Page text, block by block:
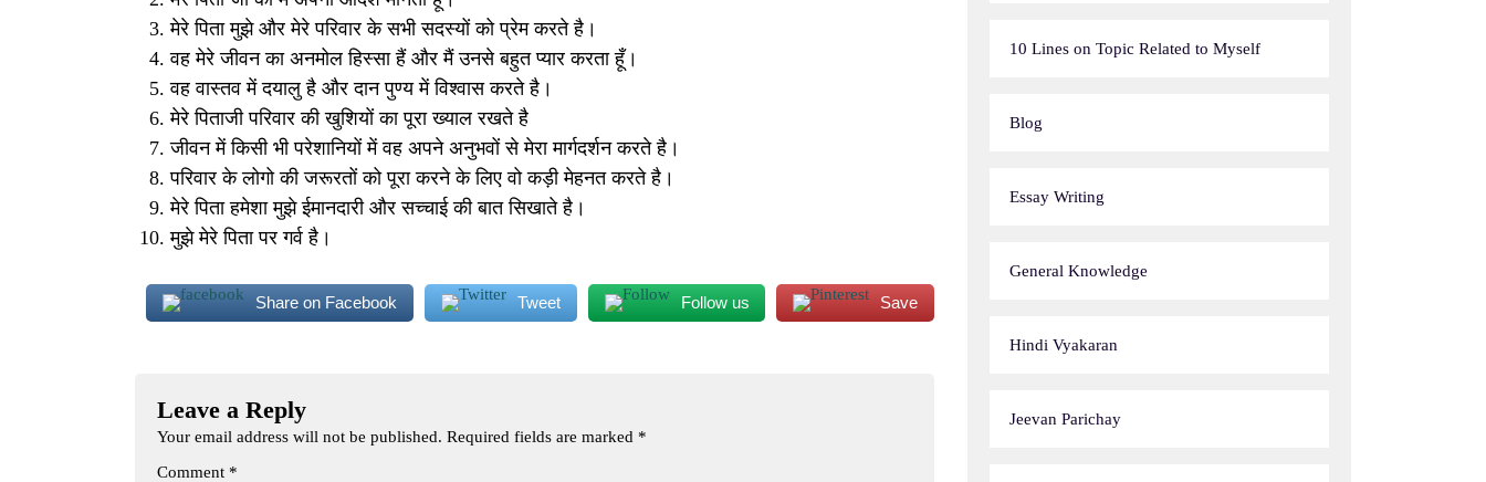
मेरे पिता मुझे और मेरे परिवार के सभी सदस्यों को प्रेम करते है।
वह मेरे जीवन का अनमोल हिस्सा हैं और मैं उनसे बहुत प्यार करता हूँ।
वह वास्तव में दयालु है और दान पुण्य में विश्वास करते है।
मेरे पिताजी परिवार की खुशियों का पूरा ख्याल रखते है
जीवन में किसी भी परेशानियों में वह अपने अनुभवों से मेरा मार्गदर्शन करते है।
परिवार के लोगो की जरूरतों को पूरा करने के लिए वो कड़ी मेहनत करते है।
मेरे पिता हमेशा मुझे ईमानदारी और सच्चाई की बात सिखाते है।
मुझे मेरे पिता पर गर्व है।
Share on Facebook Tweet Follow us Save
Leave a Reply
Your email address will not be published. Required fields are marked *
Comment *
10 Lines on Topic Related to Myself
Blog
Essay Writing
General Knowledge
Hindi Vyakaran
Jeevan Parichay